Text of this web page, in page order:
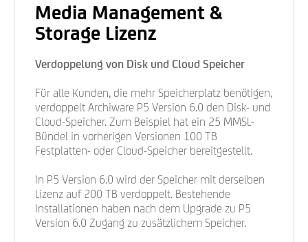
Media Management &
Storage Lizenz
Verdoppelung von Disk und Cloud Speicher
Für alle Kunden, die mehr Speicherplatz benötigen,
verdoppelt Archiware P5 Version 6.0 den Disk- und
Cloud-Speicher. Zum Beispiel hat ein 25 MMSL-
Bündel in vorherigen Versionen 100 TB
Festplatten- oder Cloud-Speicher bereitgestellt.
In P5 Version 6.0 wird der Speicher mit derselben
Lizenz auf 200 TB verdoppelt. Bestehende
Installationen haben nach dem Upgrade zu P5
Version 6.0 Zugang zu zusätzlichem Speicher.